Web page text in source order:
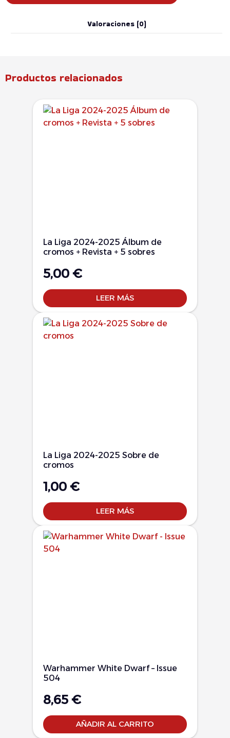
Valoraciones (0)
Productos relacionados
La Liga 2024-2025 Álbum de
cromos + Revista + 5 sobres
5,00 €
LEER MÁS
La Liga 2024-2025 Sobre de
cromos
1,00 €
LEER MÁS
Warhammer White Dwarf – Issue
504
8,65 €
AÑADIR AL CARRITO